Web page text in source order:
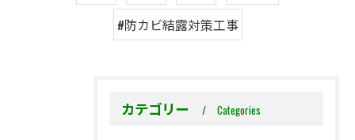
#防カビ結露対策工事
カテゴリー Categories